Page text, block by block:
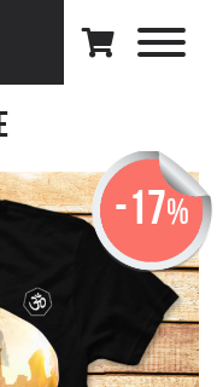
-17%